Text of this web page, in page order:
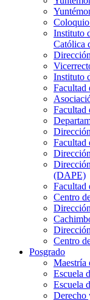
Instituto
Católica
Instituto
Facultad
Facultad
Facultad
(DAPE)
Facultad
Centro
Centro
Posgrado
Maestría
Escuela
Escuela
Derecho